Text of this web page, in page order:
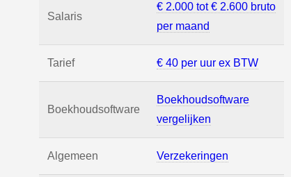
Salaris
€ 2.000 tot € 2.600 bruto
per maand
Tarief € 40 per uur ex BTW
Boekhoudsoftware
Boekhoudsoftware
vergelijken
Algemeen Verzekeringen